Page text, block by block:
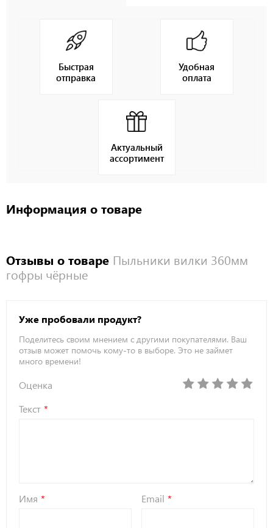
Быстрая
отправка
Удобная
оплата
Актуальный
ассортимент
Информация о товаре
Отзывы о товаре Пыльники вилки 360мм
гофры чёрные
Уже пробовали продукт?
Поделитесь своим мнением с другими покупателями. Ваш
отзыв может помочь кому-то в выборе. Это не займет
много времени!
Оценка
Текст
Имя Email